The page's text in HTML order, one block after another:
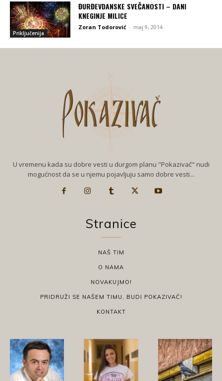
Priključenija
ĐURĐEVDANSKE SVEČANOSTI – DANI
KNEGINJE MILICE
Zoran Todorović - maj 9, 2014
U vremenu kada su dobre vesti u durgom planu "Pokazivač" nudi
mogućnost da se u njemu pojavljuju samo dobre vesti...
Stranice
NAŠ TIM
O NAMA
NOVAKUJMO!
PRIDRUŽI SE NAŠEM TIMU, BUDI POKAZIVAČ!
KONTAKT